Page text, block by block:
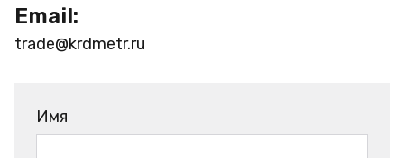
Email:
trade@krdmetr.ru
Имя